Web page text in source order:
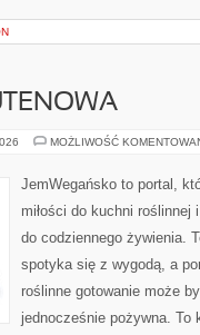
MOŻLIWOŚĆ
JemWegańsko to portal,
miłości do kuchni
do codziennego żywienia.
spotyka się z wygodą, a
roślinne gotowanie może
jednocześnie pożywna. To